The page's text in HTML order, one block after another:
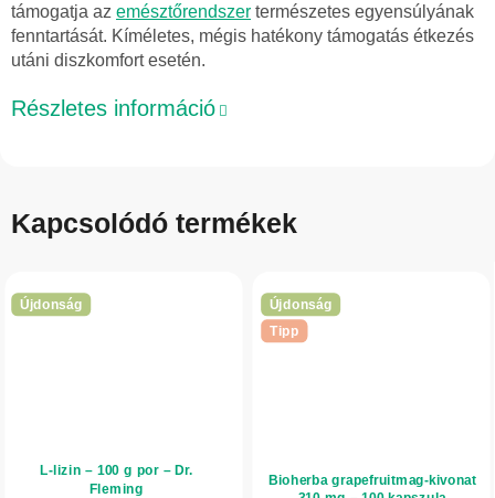
támogatja az emésztőrendszer természetes egyensúlyának
fenntartását. Kíméletes, mégis hatékony támogatás étkezés
utáni diszkomfort esetén.
Részletes információ
Kapcsolódó termékek
Újdonság
L-lizin – 100 g por – Dr.
Fleming
Újdonság
Tipp
Bioherba grapefruitmag-kivonat